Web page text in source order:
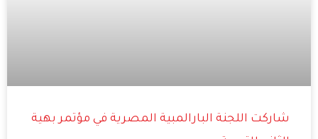
شاركت اللجنة البارالمبية المصرية في مؤتمر بهية